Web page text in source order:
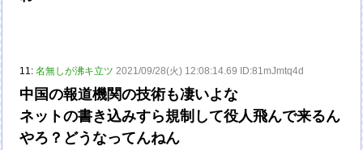
11:名無しが沸キ立ツ 2021/09/28(火) 12:08:14.69 ID:81mJmtq4d
中国の報道機関の技術も凄いよな
ネットの書き込みすら規制して役人飛んで来るん
やろ？どうなってんねん